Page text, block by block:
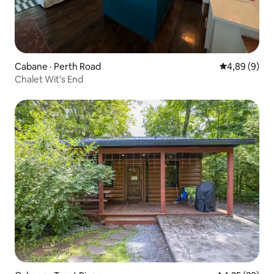
Cabane · Perth Road Note
4,89 (9)
Chalet Wit's End